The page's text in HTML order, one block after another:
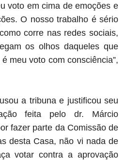
voto em cima de emoções e
O nosso trabalho é sério
corre nas redes sociais,
os olhos daqueles que
meu voto com consciência”,
a tribuna e justificou seu
feita pelo dr. Márcio
fazer parte da Comissão de
desta Casa, não vi nada de
votar contra a aprovação